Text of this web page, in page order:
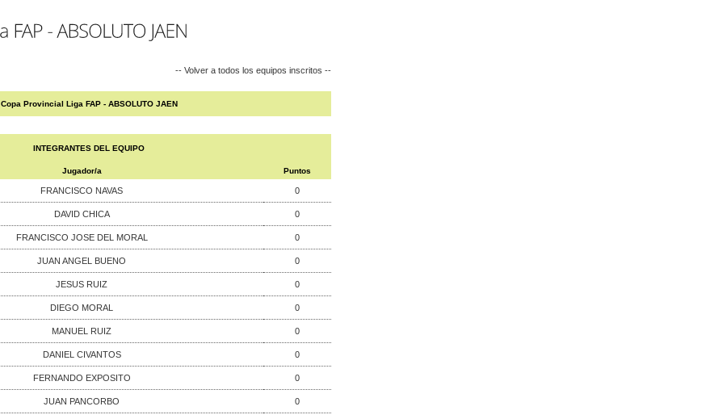
-- Volver a todos los equipos inscritos --
Copa Provincial Liga FAP - ABSOLUTO JAEN
INTEGRANTES DEL EQUIPO
Jugador/a Puntos
FRANCISCO NAVAS 0
DAVID CHICA 0
FRANCISCO JOSE DEL MORAL 0
JUAN ANGEL BUENO 0
JESUS RUIZ 0
DIEGO MORAL 0
MANUEL RUIZ 0
DANIEL CIVANTOS 0
FERNANDO EXPOSITO 0
JUAN PANCORBO 0